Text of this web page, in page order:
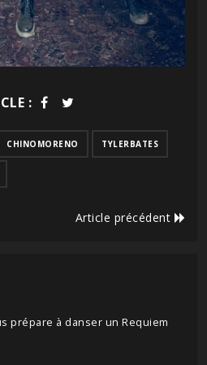
:
CHINOMORENO TYLERBATES
Article précédent
prépare à danser un Requiem